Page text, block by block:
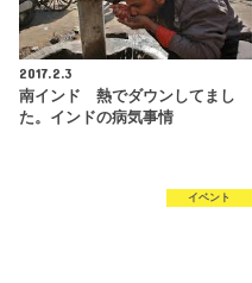
2017.2.3
南インド 熱でダウンしてまし
た。インドの病気事情
イベント